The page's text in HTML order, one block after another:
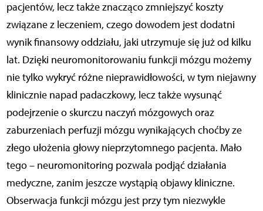
pacjentów, lecz także znacząco zmniejszyć koszty
związane z leczeniem, czego dowodem jest dodatni
wynik finansowy oddziału, jaki utrzymuje się już od kilku
lat. Dzięki neuromonitorowaniu funkcji mózgu możemy
nie tylko wykryć różne nieprawidłowości, w tym niejawny
klinicznie napad padaczkowy, lecz także wysunąć
podejrzenie o skurczu naczyń mózgowych oraz
zaburzeniach perfuzji mózgu wynikających choćby ze
złego ułożenia głowy nieprzytomnego pacjenta. Mało
tego – neuromonitoring pozwala podjąć działania
medyczne, zanim jeszcze wystąpią objawy kliniczne.
Obserwacja funkcji mózgu jest przy tym niezwykle